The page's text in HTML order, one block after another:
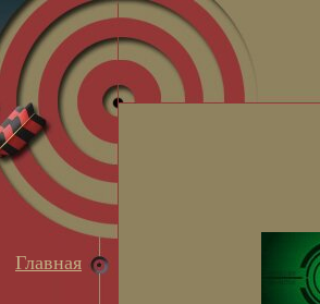
Главная